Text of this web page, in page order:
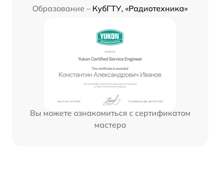
Образование – КубГТУ, «Радиотехника»
Вы можете ознакомиться с сертификатом
мастера